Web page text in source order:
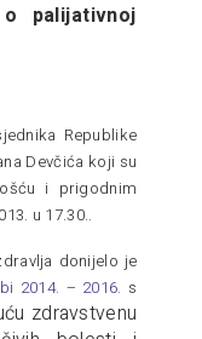
palijativnoj
Republike
Devčića koji su
i prigodnim
u 17.30..
donijelo je
2014. – 2016. s
zdravstvenu